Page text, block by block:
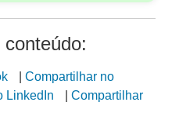
Compartilhar no
LinkedIn
Compartilhar